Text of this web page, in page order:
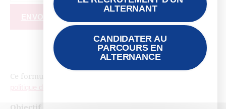
ENVOYER
Ce formulaire collecte des données, consultez notre
ALTERNANT
CANDIDATER AU
PARCOURS EN
ALTERNANCE